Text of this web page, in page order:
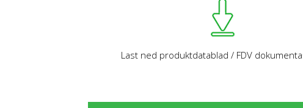
Last ned produktdatablad / FDV